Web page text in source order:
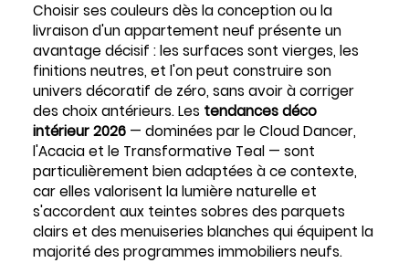
Choisir ses couleurs dès la conception ou la
livraison d'un appartement neuf présente un
avantage décisif : les surfaces sont vierges, les
finitions neutres, et l'on peut construire son
univers décoratif de zéro, sans avoir à corriger
des choix antérieurs. Les tendances déco
intérieur 2026 — dominées par le Cloud Dancer,
l'Acacia et le Transformative Teal — sont
particulièrement bien adaptées à ce contexte,
car elles valorisent la lumière naturelle et
s'accordent aux teintes sobres des parquets
clairs et des menuiseries blanches qui équipent la
majorité des programmes immobiliers neufs.